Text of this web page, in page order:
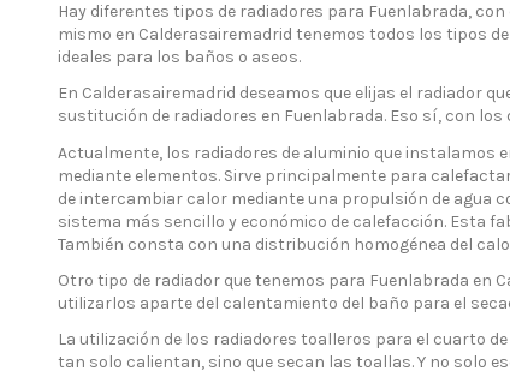
Hay diferentes tipos de radiadores para Fuenlabrada,
mismo en Calderasairemadrid tenemos todos los tipos
ideales para los baños o aseos.
En Calderasairemadrid deseamos que elijas el radiador
sustitución de radiadores en Fuenlabrada. Eso sí, con
Actualmente, los radiadores de aluminio que instalamos
mediante elementos. Sirve principalmente para
de intercambiar calor mediante una propulsión de agua
sistema más sencillo y económico de calefacción. Esta
También consta con una distribución homogénea del
Otro tipo de radiador que tenemos para Fuenlabrada en
utilizarlos aparte del calentamiento del baño para el
La utilización de los radiadores toalleros para el cuarto
tan solo calientan, sino que secan las toallas. Y no solo